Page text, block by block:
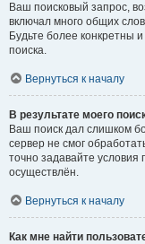
Ваш поисковый запрос,
включал много общих
Будьте более конкретны
поиска.
Вернуться к началу
В результате моего
Ваш поиск дал слишком
сервер не смог
точно задавайте
осуществлён.
Вернуться к началу
Как мне найти